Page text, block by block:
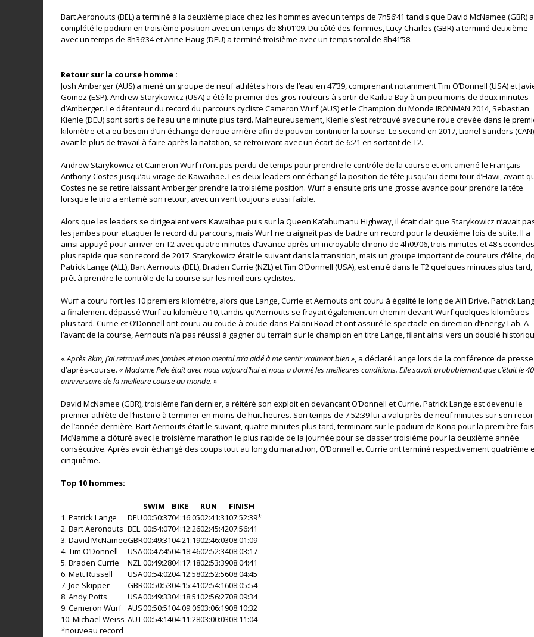
Bart Aeronouts (BEL) a terminé à la deuxième place chez les hommes avec un temps de 7h56’41 tandis que David McNamee (GBR) a
complété le podium en troisième position avec un temps de 8h01’09. Du côté des femmes, Lucy Charles (GBR) a terminé deuxième
avec un temps de 8h36’34 et Anne Haug (DEU) a terminé troisième avec un temps total de 8h41’58.
Retour sur la course homme :
Josh Amberger (AUS) a mené un groupe de neuf athlètes hors de l’eau en 47’39, comprenant notamment Tim O’Donnell (USA) et
Gomez (ESP). Andrew Starykowicz (USA) a été le premier des gros rouleurs à sortir de Kailua Bay à un peu moins de deux minutes
d’Amberger. Le détenteur du record du parcours cycliste Cameron Wurf (AUS) et le Champion du Monde IRONMAN 2014, Sebastian
Kienle (DEU) sont sortis de l’eau une minute plus tard. Malheureusement, Kienle s’est retrouvé avec une roue crevée dans le
kilomètre et a eu besoin d’un échange de roue arrière afin de pouvoir continuer la course. Le second en 2017, Lionel Sanders
avait le plus de travail à faire après la natation, se retrouvant avec un écart de 6:21 en sortant de T2.
Andrew Starykowicz et Cameron Wurf n’ont pas perdu de temps pour prendre le contrôle de la course et ont amené le Français
Anthony Costes jusqu’au virage de Kawaihae. Les deux leaders ont échangé la position de tête jusqu’au demi-tour d’Hawi, avant
Costes ne se retire laissant Amberger prendre la troisième position. Wurf a ensuite pris une grosse avance pour prendre la tête
lorsque le trio a entamé son retour, avec un vent toujours aussi faible.
Alors que les leaders se dirigeaient vers Kawaihae puis sur la Queen Ka’ahumanu Highway, il était clair que Starykowicz n’avait
les jambes pour attaquer le record du parcours, mais Wurf ne craignait pas de battre un record pour la deuxième fois de suite. Il a
ainsi appuyé pour arriver en T2 avec quatre minutes d’avance après un incroyable chrono de 4h09’06, trois minutes et 48 secondes
plus rapide que son record de 2017. Starykowicz était le suivant dans la transition, mais un groupe important de coureurs d’élite,
Patrick Lange (ALL), Bart Aernouts (BEL), Braden Currie (NZL) et Tim O’Donnell (USA), est entré dans le T2 quelques minutes plus tard,
prêt à prendre le contrôle de la course sur les meilleurs cyclistes.
Wurf a couru fort les 10 premiers kilomètre, alors que Lange, Currie et Aernouts ont couru à égalité le long de Ali’i Drive. Patrick
a finalement dépassé Wurf au kilomètre 10, tandis qu’Aernouts se frayait également un chemin devant Wurf quelques kilomètres
plus tard. Currie et O’Donnell ont couru au coude à coude dans Palani Road et ont assuré le spectacle en direction d’Energy Lab. A
l’avant de la course, Aernouts n’a pas réussi à gagner du terrain sur le champion en titre Lange, filant ainsi vers un doublé
«Après 8km, j’ai retrouvé mes jambes et mon mental m’a aidé à me sentir vraiment bien » , a déclaré Lange lors de la conférence de presse
d’après-course.« Madame Pele était avec nous aujourd’hui et nous a donné les meilleures conditions. Elle savait probablement que c’était le
anniversaire de la meilleure course au monde. »
David McNamee (GBR), troisième l’an dernier, a réitéré son exploit en devançant O’Donnell et Currie. Patrick Lange est devenu le
premier athlète de l’histoire à terminer en moins de huit heures. Son temps de 7:52:39 lui a valu près de neuf minutes sur son
de l’année dernière. Bart Aernouts était le suivant, quatre minutes plus tard, terminant sur le podium de Kona pour la première
McNamme a clôturé avec le troisième marathon le plus rapide de la journée pour se classer troisième pour la deuxième année
consécutive. Après avoir échangé des coups tout au long du marathon, O’Donnell et Currie ont terminé respectivement quatrième
cinquième.
Top 10 hommes:
SWIM BIKE RUN
FINISH
1. Patrick Lange
DEU00:50:3704:16:0502:41:3107:52:39*
2. Bart Aeronouts BEL 00:54:0704:12:2602:45:4207:56:41
3. David McNameeGBR00:49:3104:21:1902:46:0308:01:09
4. Tim O’Donnell
USA00:47:4504:18:4602:52:3408:03:17
5. Braden Currie
NZL00:49:2804:17:1802:53:3908:04:41
6. Matt Russell
USA00:54:0204:12:5802:52:5608:04:45
7. Joe Skipper
GBR00:50:5304:15:4102:54:1608:05:54
8. Andy Potts
USA00:49:3304:18:5102:56:2708:09:34
9. Cameron Wurf AUS00:50:5104:09:0603:06:1908:10:32
10. Michael Weiss AUT00:54:1404:11:2803:00:0308:11:04
*nouveau record